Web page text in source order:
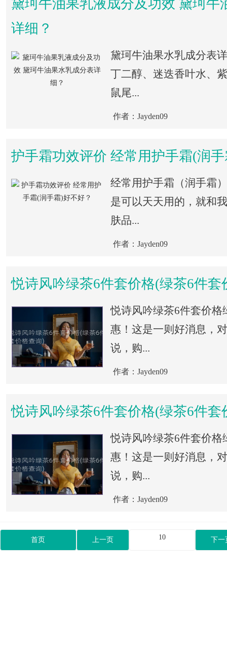
黛珂牛油果乳液成分及功效 黛珂牛
详细？
黛珂牛油果水乳成分表
丁二醇、迷迭香叶水、
鼠尾...
作者：Jayden09
护手霜功效评价 经常用护手霜(润
经常用护手霜（润手霜
是可以天天用的，就和
肤品...
作者：Jayden09
悦诗风吟绿茶6件套价格(绿茶6件套
悦诗风吟绿茶6件套价格
惠！这是一则好消息，
说，购...
作者：Jayden09
悦诗风吟绿茶6件套价格(绿茶6件套
悦诗风吟绿茶6件套价格
惠！这是一则好消息，
说，购...
作者：Jayden09
首页 上一页 10 下一